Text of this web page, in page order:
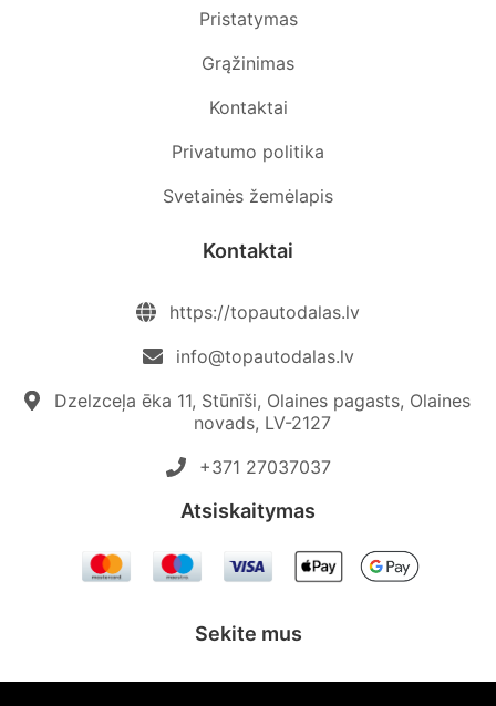
Pristatymas
Grąžinimas
Kontaktai
Privatumo politika
Svetainės žemėlapis
Kontaktai
https://topautodalas.lv
info@topautodalas.lv
Dzelzceļa ēka 11, Stūnīši, Olaines pagasts, Olaines
novads, LV-2127
+371 27037037‬
Atsiskaitymas
Sekite mus